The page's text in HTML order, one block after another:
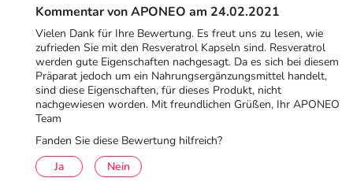
Kommentar von APONEO am 24.02.2021
Vielen Dank für Ihre Bewertung. Es freut uns zu lesen, wie
zufrieden Sie mit den Resveratrol Kapseln sind. Resveratrol
werden gute Eigenschaften nachgesagt. Da es sich bei diesem
Präparat jedoch um ein Nahrungsergänzungsmittel handelt,
sind diese Eigenschaften, für dieses Produkt, nicht
nachgewiesen worden. Mit freundlichen Grüßen, Ihr APONEO
Team
Fanden Sie diese Bewertung hilfreich?
Ja
Nein